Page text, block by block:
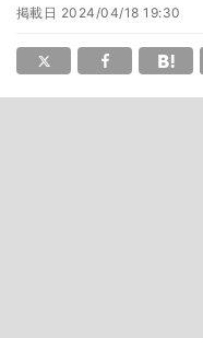
掲載日 2024/04/18 19:30